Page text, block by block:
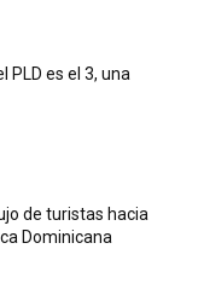
PLD es el 3, una
de turistas hacia
Dominicana